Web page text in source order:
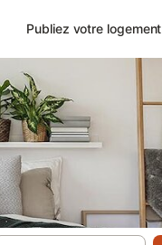
Publiez votre logement